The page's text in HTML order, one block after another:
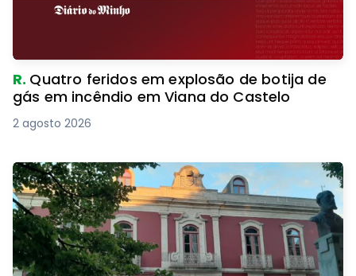
R. Quatro feridos em explosão de botija de
gás em incêndio em Viana do Castelo
2 agosto 2026